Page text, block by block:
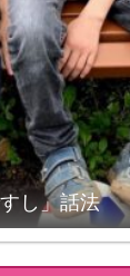
し」話法